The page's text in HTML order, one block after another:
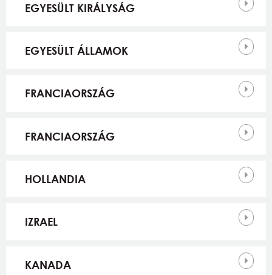
EGYESÜLT KIRÁLYSÁG
EGYESÜLT ÁLLAMOK
FRANCIAORSZÁG
FRANCIAORSZÁG
HOLLANDIA
IZRAEL
KANADA